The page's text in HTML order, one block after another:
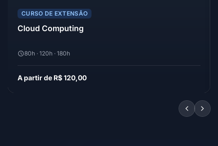
CURSO DE EXTENSÃO
Cloud Computing
80h · 120h · 180h
A partir de R$ 120,00